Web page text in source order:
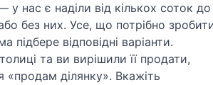
нас є наділи від кількох соток до
або без них. Усе, що потрібно
відповідні варіанти.
та ви вирішили її продати,
«продам ділянку». Вкажіть